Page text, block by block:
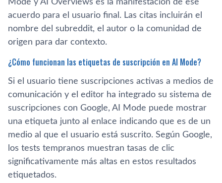
acuerdo para el usuario final. Las citas incluirán el
nombre del subreddit, el autor o la comunidad de
origen para dar contexto.
¿Cómo funcionan las etiquetas de suscripción en AI Mode?
Si el usuario tiene suscripciones activas a medios de
comunicación y el editor ha integrado su sistema de
suscripciones con Google, AI Mode puede mostrar
una etiqueta junto al enlace indicando que es de un
medio al que el usuario está suscrito. Según Google,
los tests tempranos muestran tasas de clic
significativamente más altas en estos resultados
etiquetados.